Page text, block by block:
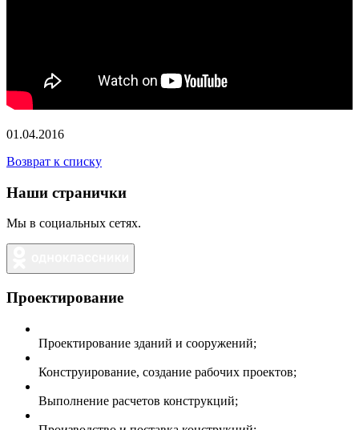
01.04.2016
Возврат к списку
Наши странички
Мы в социальных сетях.
Проектирование
Проектирование зданий и сооружений;
Конструирование, создание рабочих проектов;
Выполнение расчетов конструкций;